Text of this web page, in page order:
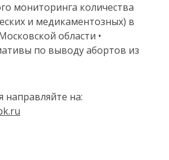
мониторинга количества
и медикаментозных) в
области •
по выводу абортов из
на: